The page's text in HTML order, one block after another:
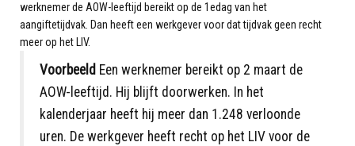
werknemer de AOW-leeftijd bereikt op de 1edag van het
aangiftetijdvak. Dan heeft een werkgever voor dat tijdvak geen recht
meer op het LIV.
Voorbeeld Een werknemer bereikt op 2 maart de
AOW-leeftijd. Hij blijft doorwerken. In het
kalenderjaar heeft hij meer dan 1.248 verloonde
uren. De werkgever heeft recht op het LIV voor de